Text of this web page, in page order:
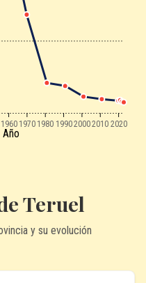
1960 1970 1980 199020002010 2020
Año
Teruel
y su evolución